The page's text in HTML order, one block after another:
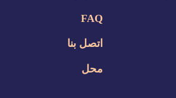
FAQ
اتصل بنا
محل